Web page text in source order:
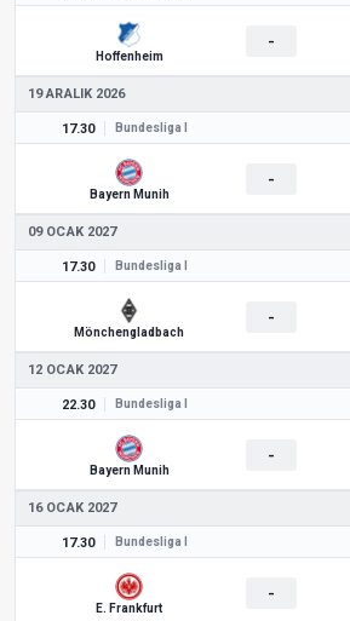
Hoffenheim
-
19 ARALIK 2026
17.30 Bundesliga I
Bayern Munih
-
09 OCAK 2027
17.30 Bundesliga I
Mönchengladbach
-
12 OCAK 2027
22.30 Bundesliga I
Bayern Munih
-
16 OCAK 2027
17.30 Bundesliga I
E. Frankfurt
-